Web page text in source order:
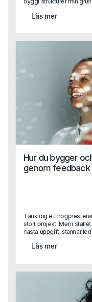
reflektioner kring ett
ledarskap, kultur och
kompassen i ett
Läs mer
Hur du bygger
genom feedback
Tänk dig ett
stort projekt. Men i
nästa uppgift, stannar
Det här feedback
ges på rätt sätt, blir det
utan också att förstärka
Läs mer